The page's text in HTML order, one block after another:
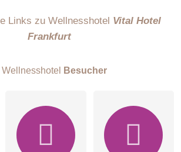
Links zu Wellnesshotel Vital Hotel
Frankfurt
Wellnesshotel Besucher